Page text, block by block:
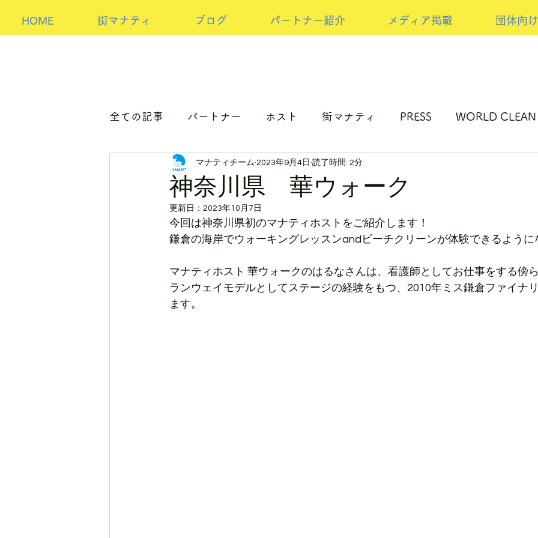
HOME 街マナティ ブログ パートナー紹介 メディア掲載 団体向
全ての記事 パートナー ホスト 街マナティ PRESS WORLD
パートナーorホスト アップサイクルの取り組み
神奈川県 華ウォーク
マナティチーム 2023年9月4日 読了時間: 2分
更新日： 2023年10月7日
今回は神奈川県初のマナティホストをご紹介します！
鎌倉の海岸でウォーキングレッスンandビーチクリーンが体験できるように
マナティホスト 華ウォークのはるなさんは、看護師としてお仕事をする傍ら
ランウェイモデルとしてステージの経験をもつ、2010年ミス鎌倉ファイナ
ます。